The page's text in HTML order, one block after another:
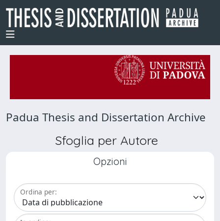
Padua Thesis and Dissertation Archive
Sfoglia per Autore
Opzioni
Ordina per: